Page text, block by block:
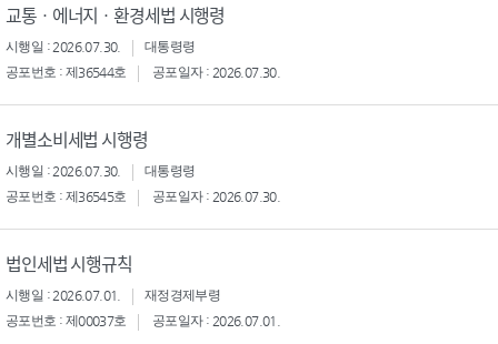
교통ㆍ에너지ㆍ환경세법 시행령
시행일 : 2026.07.30.
대통령령
공포번호 : 제36544호
공포일자 : 2026.07.30.
개별소비세법 시행령
시행일 : 2026.07.30.
대통령령
공포번호 : 제36545호
공포일자 : 2026.07.30.
법인세법 시행규칙
시행일 : 2026.07.01.
재정경제부령
공포번호 : 제00037호
공포일자 : 2026.07.01.